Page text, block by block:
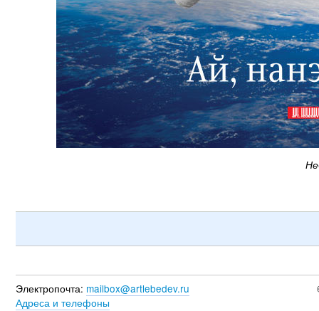
Электропочта: mailbox@artlebedev.ru
Адреса и телефоны